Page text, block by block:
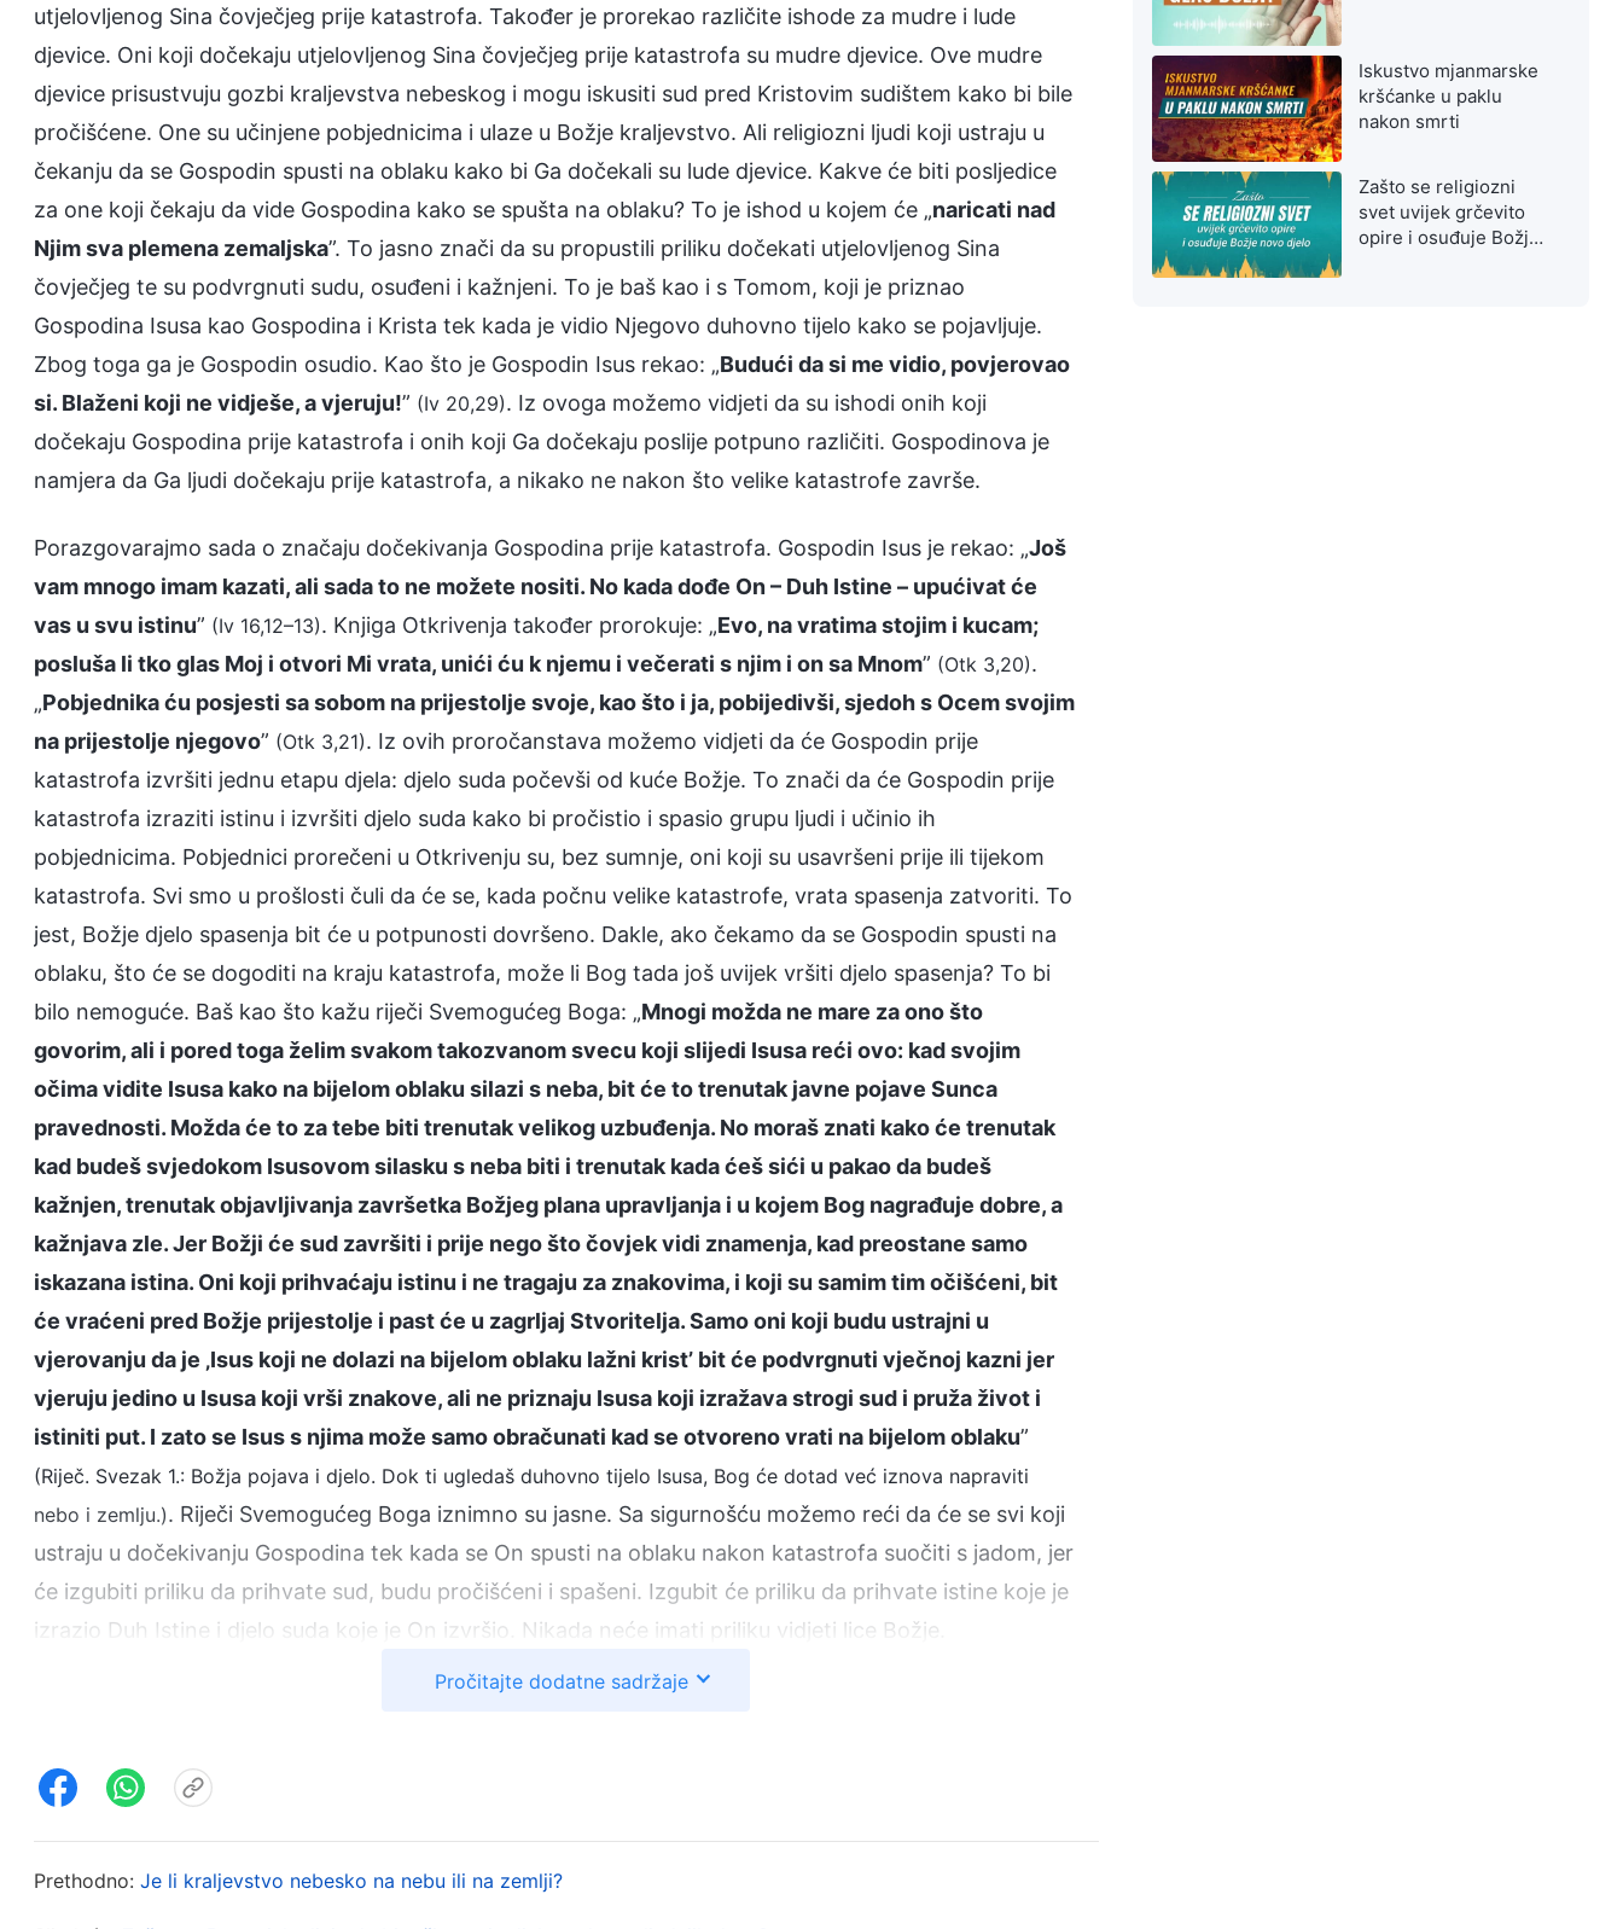
utjelovljenog Sina čovječjeg prije katastrofa. Također je prorekao različite ishode za mudre i lude
djevice. Oni koji dočekaju utjelovljenog Sina čovječjeg prije katastrofa su mudre djevice. Ove mudre
djevice prisustvuju gozbi kraljevstva nebeskog i mogu iskusiti sud pred Kristovim sudištem kako bi bile
pročišćene. One su učinjene pobjednicima i ulaze u Božje kraljevstvo. Ali religiozni ljudi koji ustraju u
čekanju da se Gospodin spusti na oblaku kako bi Ga dočekali su lude djevice. Kakve će biti posljedice
za one koji čekaju da vide Gospodina kako se spušta na oblaku? To je ishod u kojem će „naricati nad
Njim sva plemena zemaljska”. To jasno znači da su propustili priliku dočekati utjelovljenog Sina
čovječjeg te su podvrgnuti sudu, osuđeni i kažnjeni. To je baš kao i s Tomom, koji je priznao
Gospodina Isusa kao Gospodina i Krista tek kada je vidio Njegovo duhovno tijelo kako se pojavljuje.
Zbog toga ga je Gospodin osudio. Kao što je Gospodin Isus rekao: „Budući da si me vidio, povjerovao
si. Blaženi koji ne vidješe, a vjeruju!” (Iv 20,29). Iz ovoga možemo vidjeti da su ishodi onih koji
dočekaju Gospodina prije katastrofa i onih koji Ga dočekaju poslije potpuno različiti. Gospodinova je
namjera da Ga ljudi dočekaju prije katastrofa, a nikako ne nakon što velike katastrofe završe.
Porazgovarajmo sada o značaju dočekivanja Gospodina prije katastrofa. Gospodin Isus je rekao: „Još
vam mnogo imam kazati, ali sada to ne možete nositi. No kada dođe On – Duh Istine – upućivat će
vas u svu istinu” (Iv 16,12–13). Knjiga Otkrivenja također prorokuje: „Evo, na vratima stojim i kucam;
posluša li tko glas Moj i otvori Mi vrata, unići ću k njemu i večerati s njim i on sa Mnom” (Otk 3,20).
„Pobjednika ću posjesti sa sobom na prijestolje svoje, kao što i ja, pobijedivši, sjedoh s Ocem svojim
na prijestolje njegovo” (Otk 3,21). Iz ovih proročanstava možemo vidjeti da će Gospodin prije
katastrofa izvršiti jednu etapu djela: djelo suda počevši od kuće Božje. To znači da će Gospodin prije
katastrofa izraziti istinu i izvršiti djelo suda kako bi pročistio i spasio grupu ljudi i učinio ih
pobjednicima. Pobjednici prorečeni u Otkrivenju su, bez sumnje, oni koji su usavršeni prije ili tijekom
katastrofa. Svi smo u prošlosti čuli da će se, kada počnu velike katastrofe, vrata spasenja zatvoriti. To
jest, Božje djelo spasenja bit će u potpunosti dovršeno. Dakle, ako čekamo da se Gospodin spusti na
oblaku, što će se dogoditi na kraju katastrofa, može li Bog tada još uvijek vršiti djelo spasenja? To bi
bilo nemoguće. Baš kao što kažu riječi Svemogućeg Boga: „Mnogi možda ne mare za ono što
govorim, ali i pored toga želim svakom takozvanom svecu koji slijedi Isusa reći ovo: kad svojim
očima vidite Isusa kako na bijelom oblaku silazi s neba, bit će to trenutak javne pojave Sunca
pravednosti. Možda će to za tebe biti trenutak velikog uzbuđenja. No moraš znati kako će trenutak
kad budeš svjedokom Isusovom silasku s neba biti i trenutak kada ćeš sići u pakao da budeš
kažnjen, trenutak objavljivanja završetka Božjeg plana upravljanja i u kojem Bog nagrađuje dobre, a
kažnjava zle. Jer Božji će sud završiti i prije nego što čovjek vidi znamenja, kad preostane samo
iskazana istina. Oni koji prihvaćaju istinu i ne tragaju za znakovima, i koji su samim tim očišćeni, bit
će vraćeni pred Božje prijestolje i past će u zagrljaj Stvoritelja. Samo oni koji budu ustrajni u
vjerovanju da je ‚Isus koji ne dolazi na bijelom oblaku lažni krist’ bit će podvrgnuti vječnoj kazni jer
vjeruju jedino u Isusa koji vrši znakove, ali ne priznaju Isusa koji izražava strogi sud i pruža život i
istiniti put. I zato se Isus s njima može samo obračunati kad se otvoreno vrati na bijelom oblaku”
(Riječ. Svezak 1.: Božja pojava i djelo. Dok ti ugledaš duhovno tijelo Isusa, Bog će dotad već iznova napraviti
nebo i zemlju.). Riječi Svemogućeg Boga iznimno su jasne. Sa sigurnošću možemo reći da će se svi koji
ustraju u dočekivanju Gospodina tek kada se On spusti na oblaku nakon katastrofa suočiti s jadom, jer
će izgubiti priliku da prihvate sud, budu pročišćeni i spašeni. Izgubit će priliku da prihvate istine koje je
izrazio Duh Istine i djelo suda koje je On izvršio. Nikada neće imati priliku vidjeti lice Božje.
Nesreća su već počele. Božje djelo spašavanja čovjeka uskoro će biti gotovo, a tada ćemo ući u
čovječanstvo. Iznimno je opasno ako još niste dočekali Gospodina; mogli biste izgubiti život u svakom
trenutku. Nevjerojatno je glupo ne tražiti i ne istraživati istiniti put i ne prihvatiti sve istine koje je
Možemo reći da je dočekivanje Gospodina sada pitanje od najveće hitnosti. Hoćete li moći dočekati
Pročitajte dodatne sadržaje
Prethodno: Je li kraljevstvo nebesko na nebu ili na zemlji?
Iskustvo mjanmarske
kršćanke u paklu
nakon smrti
Zašto se religiozni
svet uvijek grčevito
opire i osuđuje Božje